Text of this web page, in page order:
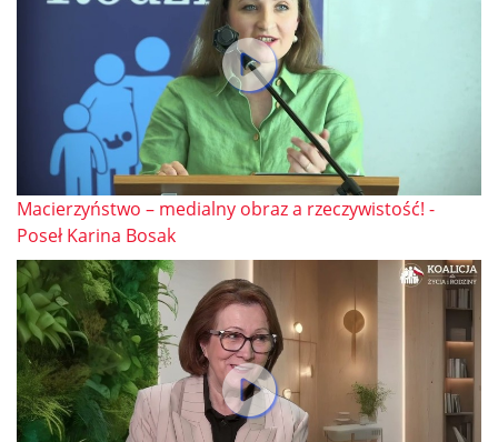
Macierzyństwo – medialny obraz a rzeczywistość! -
Poseł Karina Bosak